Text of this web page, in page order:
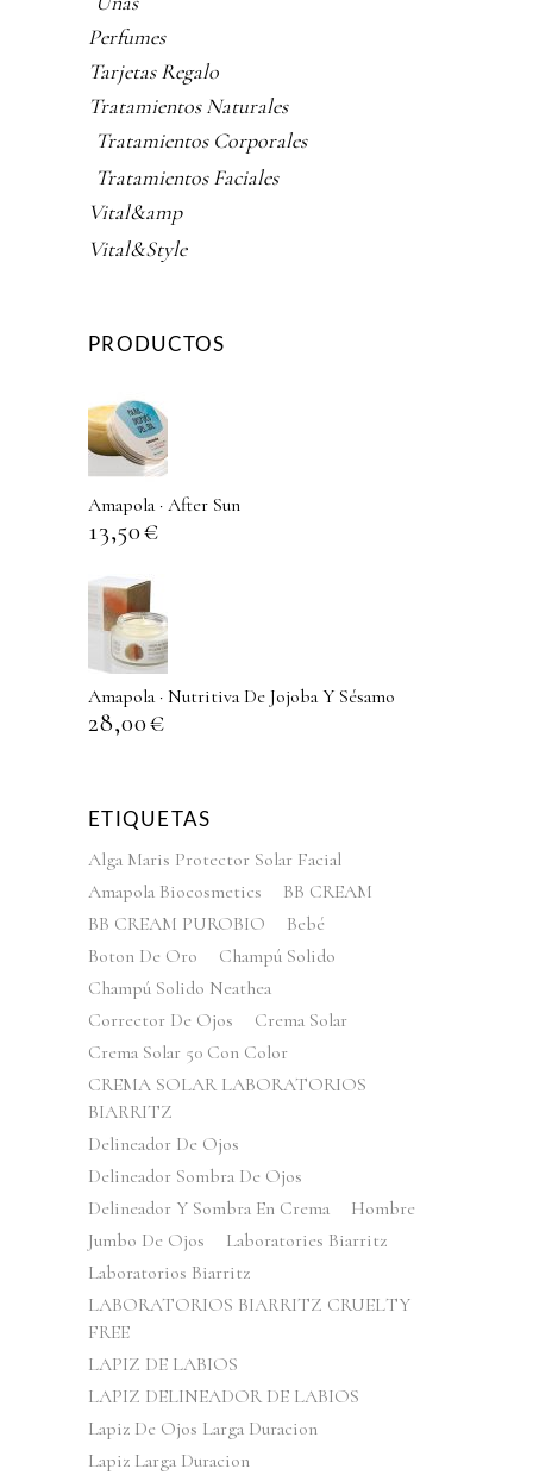
Perfumes
Tarjetas Regalo
Tratamientos Naturales
Tratamientos Corporales
Tratamientos Faciales
Vital&amp
Vital&Style
PRODUCTOS
Amapola · After Sun
13,50€
Amapola · Nutritiva De Jojoba Y Sésamo
28,00€
ETIQUETAS
Alga Maris Protector Solar Facial
Amapola Biocosmetics
BB CREAM
BB CREAM PUROBIO
Bebé
Boton De Oro
Champú Solido
Champú Solido Neathea
Corrector De Ojos
Crema Solar
Crema Solar 50 Con Color
CREMA SOLAR LABORATORIOS
BIARRITZ
Delineador De Ojos
Delineador Sombra De Ojos
Delineador Y Sombra En Crema
Hombre
Jumbo De Ojos
Laboratories Biarritz
Laboratorios Biarritz
LABORATORIOS BIARRITZ CRUELTY
FREE
LAPIZ DE LABIOS
LAPIZ DELINEADOR DE LABIOS
Lapiz De Ojos Larga Duracion
Lapiz Larga Duracion